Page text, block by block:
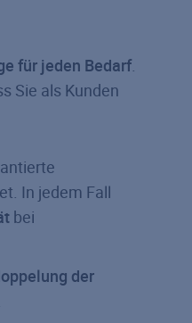
für jeden Bedarf.
Sie als Kunden
In jedem Fall
bei
der